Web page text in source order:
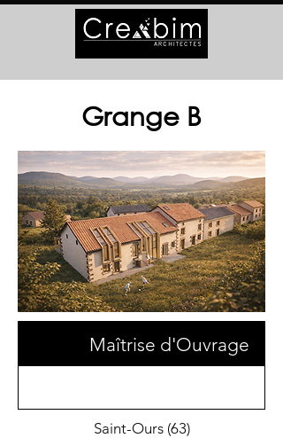
Grange B
Maîtrise d'Ouvrage
Saint-Ours (63)